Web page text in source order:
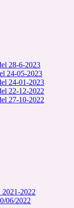
28-6-2023
24-05-2023
24-01-2023
22-12-2022
27-10-2022
2021-2022
06/2022